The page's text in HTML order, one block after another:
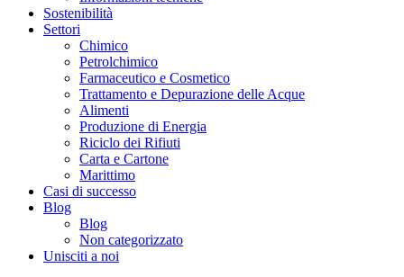
Sostenibilità
Settori
Chimico
Petrolchimico
Farmaceutico e Cosmetico
Trattamento e Depurazione delle Acque
Alimenti
Produzione di Energia
Riciclo dei Rifiuti
Carta e Cartone
Marittimo
Casi di successo
Blog
Blog
Non categorizzato
Unisciti a noi